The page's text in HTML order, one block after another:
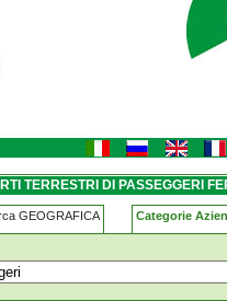
TERRESTRI DI PASSEGGERI
GEOGRAFICA Categorie
ferrara